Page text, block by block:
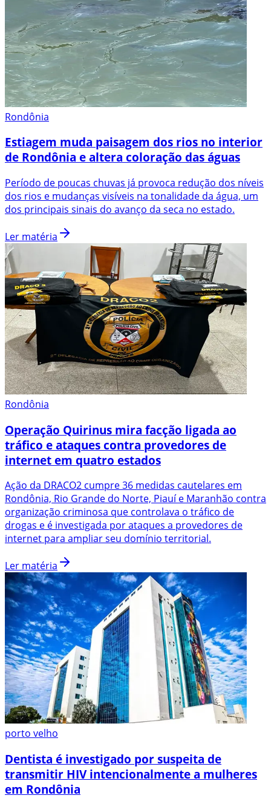
Rondônia
Estiagem muda paisagem dos rios no interior
de Rondônia e altera coloração das águas
Período de poucas chuvas já provoca redução dos níveis
dos rios e mudanças visíveis na tonalidade da água, um
dos principais sinais do avanço da seca no estado.
Ler matéria
Rondônia
Operação Quirinus mira facção ligada ao
tráfico e ataques contra provedores de
internet em quatro estados
Ação da DRACO2 cumpre 36 medidas cautelares em
Rondônia, Rio Grande do Norte, Piauí e Maranhão contra
organização criminosa que controlava o tráfico de
drogas e é investigada por ataques a provedores de
internet para ampliar seu domínio territorial.
Ler matéria
porto velho
Dentista é investigado por suspeita de
transmitir HIV intencionalmente a mulheres
em Rondônia